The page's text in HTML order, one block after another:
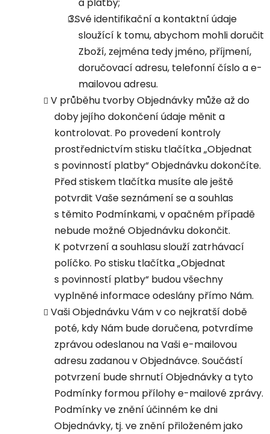
a platby;
Své identifikační a kontaktní údaje
sloužící k tomu, abychom mohli doručit
Zboží, zejména tedy jméno, příjmení,
doručovací adresu, telefonní číslo a e-
mailovou adresu.
V průběhu tvorby Objednávky může až do
doby jejího dokončení údaje měnit a
kontrolovat. Po provedení kontroly
prostřednictvím stisku tlačítka „Objednat
s povinností platby“ Objednávku dokončíte.
Před stiskem tlačítka musíte ale ještě
potvrdit Vaše seznámení se a souhlas
s těmito Podmínkami, v opačném případě
nebude možné Objednávku dokončit.
K potvrzení a souhlasu slouží zatrhávací
políčko. Po stisku tlačítka „Objednat
s povinností platby“ budou všechny
vyplněné informace odeslány přímo Nám.
Vaši Objednávku Vám v co nejkratší době
poté, kdy Nám bude doručena, potvrdíme
zprávou odeslanou na Vaši e-mailovou
adresu zadanou v Objednávce. Součástí
potvrzení bude shrnutí Objednávky a tyto
Podmínky formou přílohy e-mailové zprávy.
Podmínky ve znění účinném ke dni
Objednávky, tj. ve znění přiloženém jako